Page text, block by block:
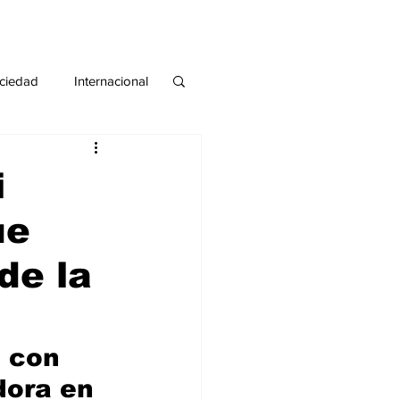
Internacional
la
con
en